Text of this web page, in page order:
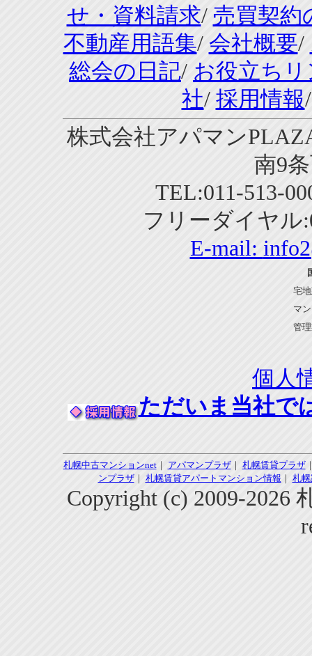
せ・資料請求/ 売買契約
不動産用語集/ 会社概要/
総会の日記/ お役立ち
社/ 採用情報
株式会社アパマン
南9
TEL:011-513-
フリーダイヤル
E-mail:
宅
マ
管
個人
ただいま当社で
札幌中古マンションnet｜ アパマンプラザ｜ 札幌賃貸プラザ
ンプラザ｜ 札幌賃貸アパートマンション情報 ｜ 札
Copyright (c) 2009-2026